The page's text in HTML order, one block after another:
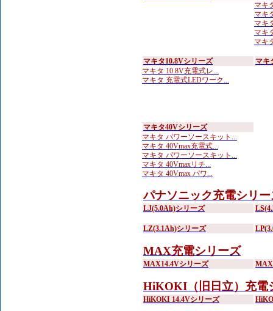
マキ
マキ
マキ
マキ
マキ
マキタ10.8Vシリーズ
マキタ 10.8V充電式レ...
マキタ 充電式LEDワーク...
マキ
マキタ40Vシリーズ
マキタ パワーソースキット...
マキタ 40Vmax充電式...
マキタ パワーソースキット...
マキタ 40Vmaxリチ...
マキタ 40Vmax パワ...
パナソニック充電シリー
LJ(5.0Ah)シリーズ
LZ(3.1Ah)シリーズ
MAX充電シリーズ
MAX14.4Vシリーズ
HiKOKI（旧日立）充電
HiKOKI 14.4Vシリーズ